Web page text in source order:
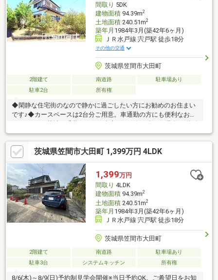
間取り 5DK
建物面積94.39m2
土地面積240.51m2
築年月 1984年3月(築42年6ヶ月)
ＪＲ水戸線 宍戸駅 徒歩18分
その他の交通
茨城県笠間市大田町
2階建て 南道路
駐車場あり
駐車2台
所有権
◆閑静な住宅街のなので静かに過ごしたい方にお勧めのお住まい
です♪◆カースペースは2台分ご用意。車通勤の方にも便利なお住
／◆スマートプラスでは幅広いエリアで豊富な物件をご紹介可能
♪◆お客様のご希望に沿うお住まいも弊社ならきっと見つかりま
す！＼住宅ローンならお任せください！最適な金融機関をご紹介
いたします♪／◆借入がある・転職したて・過去に金融事故があ
った・他社様でダメだった・・・◆スマートプラスにぜひ一度ご
相談ください！通過実績多数ございます♪＼お客様のご都合に合わ
せてご見学可能！送り迎えもご相談ください♪／
茨城県笠間市大田町 1,399万円 4LDK
1,399万円
間取り 4LDK
建物面積94.39m2
土地面積240.51m2
築年月 1984年3月(築42年6ヶ月)
ＪＲ水戸線 宍戸駅 徒歩18分
茨城県笠間市大田町
2階建て 南道路
駐車場あり
駐車3台
システムキッチン 所有権
8/6(木)～8/9(日)予約制見学会開催※当日予約OK。ご希望日をお知